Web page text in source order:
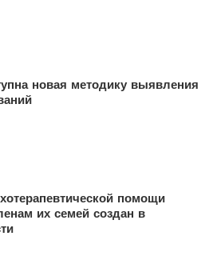
новая методику выявления
помощи
их семей создан в